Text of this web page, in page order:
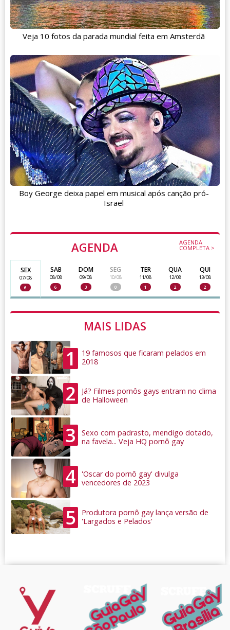
AGENDA AGENDA
COMPLETA >
SEX
07/08
6
SAB
08/08
6
DOM
09/08
3
SEG
10/08
0
TER
11/08
1
QUA
12/08
2
QUI
13/08
2
MAIS LIDAS
1
19 famosos que ficaram pelados em
2018
2
Já? Filmes pornôs gays entram no clima
de Halloween
3
Sexo com padrasto, mendigo dotado,
na favela... Veja HQ pornô gay
4
'Oscar do pornô gay' divulga
vencedores de 2023
5
Produtora pornô gay lança versão de
'Largados e Pelados'
Veja 10 fotos da parada mundial feita em Amsterdã
Boy George deixa papel em musical após canção pró-
Israel